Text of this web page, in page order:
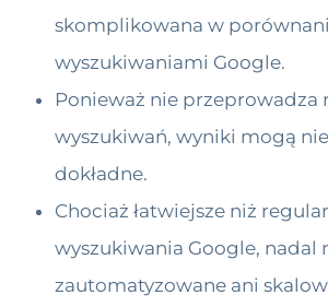
skomplikowana w
wyszukiwaniami Google.
Ponieważ nie przeprowadza
wyszukiwań, wyniki mogą
dokładne.
Chociaż łatwiejsze niż
wyszukiwania Google, nadal
zautomatyzowane ani